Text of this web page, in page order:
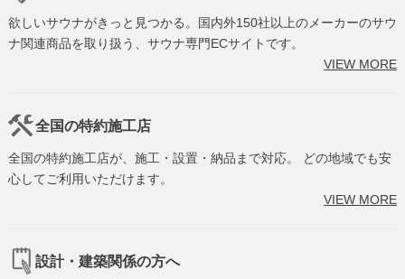
欲しいサウナがきっと見つかる。国内外150社以上のメーカーのサウ
ナ関連商品を取り扱う、サウナ専門ECサイトです。
VIEW MORE
全国の特約施工店
全国の特約施工店が、施工・設置・納品まで対応。 どの地域でも安
心してご利用いただけます。
VIEW MORE
設計・建築関係の方へ